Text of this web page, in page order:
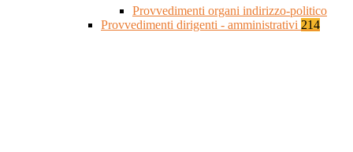
Provvedimenti organi indirizzo-politico
Provvedimenti dirigenti - amministrativi 214